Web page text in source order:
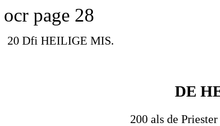
ocr page 28
20 Dfi HEILIGE MIS.
DE
200 als de